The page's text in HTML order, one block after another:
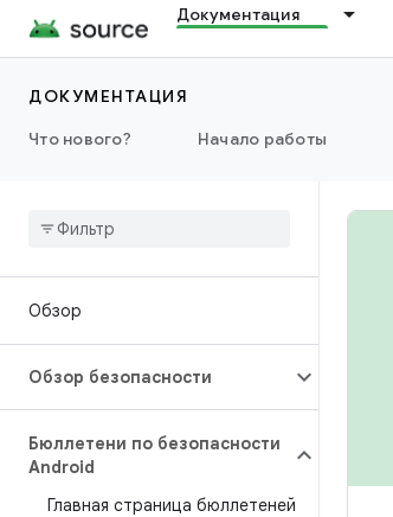
Документация
ДОКУМЕНТАЦИЯ
Что нового?
Начало работы
Обзор
Обзор безопасности
Бюллетени по безопасности
Android
Главная страница бюллетеней